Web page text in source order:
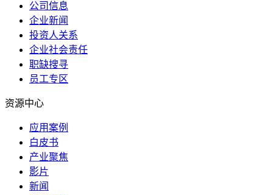
公司信息
企业新闻
投资人关系
企业社会责任
职缺搜寻
员工专区
资源中心
应用案例
白皮书
产业聚焦
影片
新闻